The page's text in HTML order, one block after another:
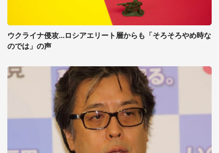
ウクライナ侵攻...ロシアエリート層からも「そろそろやめ時な
のでは」の声